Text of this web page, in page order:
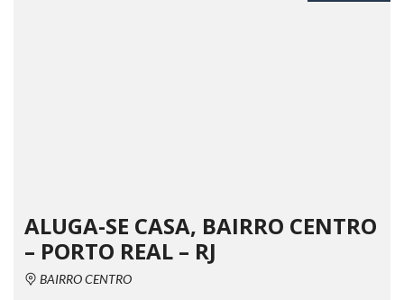
ALUGA-SE CASA, BAIRRO CENTRO
– PORTO REAL – RJ
BAIRRO CENTRO